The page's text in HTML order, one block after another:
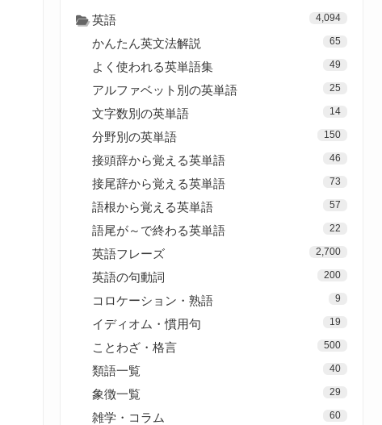
英語 4,094
かんたん英文法解説 65
よく使われる英単語集 49
アルファベット別の英単語 25
文字数別の英単語 14
分野別の英単語 150
接頭辞から覚える英単語 46
接尾辞から覚える英単語 73
語根から覚える英単語 57
語尾が～で終わる英単語 22
英語フレーズ 2,700
英語の句動詞 200
コロケーション・熟語 9
イディオム・慣用句 19
ことわざ・格言 500
類語一覧 40
象徴一覧 29
雑学・コラム 60